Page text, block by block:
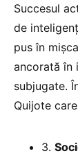
Succesul
de
pus în
ancorată în
subjugate.
Quijote
3.